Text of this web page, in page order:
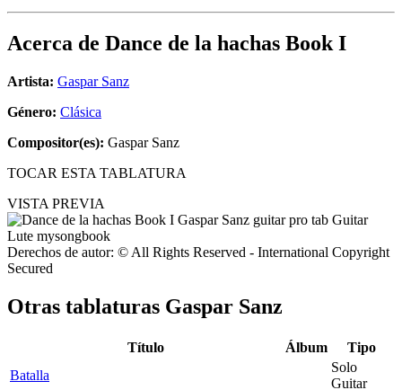
Acerca de Dance de la hachas Book I
Artista: Gaspar Sanz
Género: Clásica
Compositor(es): Gaspar Sanz
TOCAR ESTA TABLATURA
VISTA PREVIA
Derechos de autor: © All Rights Reserved - International Copyright
Secured
Otras tablaturas Gaspar Sanz
Título Álbum
Tipo
Batalla
Solo
Guitar